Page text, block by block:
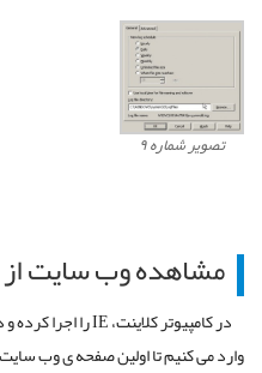
تصویر شماره ۹
مشاهده وب سایت از
وارد می کنیم تا اولین صفحه ی وب